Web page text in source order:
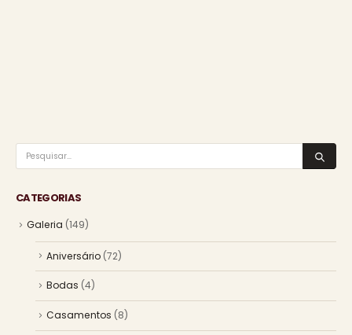
CATEGORIAS
Galeria (149)
Aniversário (72)
Bodas (4)
Casamentos (8)